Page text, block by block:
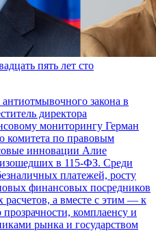
пять лет сто
закона в
директора
мониторингу Герман
комитета по правовым
инновации Алие
в 115-ФЗ. Среди
платежей, росту
финансовых посредников
а вместе с этим — к
комплаенсу и
рынка и государством